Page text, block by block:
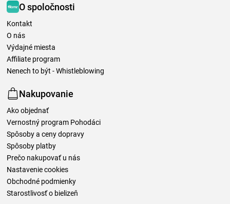
O spoločnosti
Kontakt
O nás
Výdajné miesta
Affiliate program
Nenech to být - Whistleblowing
Nakupovanie
Ako objednať
Vernostný program Pohodáci
Spôsoby a ceny dopravy
Spôsoby platby
Prečo nakupovať u nás
Nastavenie cookies
Obchodné podmienky
Starostlivosť o bielizeň